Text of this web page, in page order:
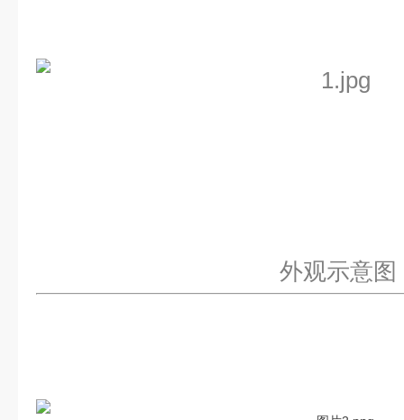
外观示意图